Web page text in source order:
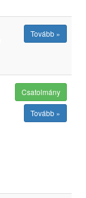
Tovább »
Csatolmány
Tovább »